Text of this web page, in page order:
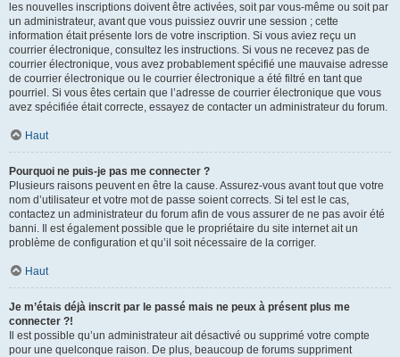
les nouvelles inscriptions doivent être activées, soit par vous-même ou soit par
un administrateur, avant que vous puissiez ouvrir une session ; cette
information était présente lors de votre inscription. Si vous aviez reçu un
courrier électronique, consultez les instructions. Si vous ne recevez pas de
courrier électronique, vous avez probablement spécifié une mauvaise adresse
de courrier électronique ou le courrier électronique a été filtré en tant que
pourriel. Si vous êtes certain que l’adresse de courrier électronique que vous
avez spécifiée était correcte, essayez de contacter un administrateur du forum.
Haut
Pourquoi ne puis-je pas me connecter ?
Plusieurs raisons peuvent en être la cause. Assurez-vous avant tout que votre
nom d’utilisateur et votre mot de passe soient corrects. Si tel est le cas,
contactez un administrateur du forum afin de vous assurer de ne pas avoir été
banni. Il est également possible que le propriétaire du site internet ait un
problème de configuration et qu’il soit nécessaire de la corriger.
Haut
Je m’étais déjà inscrit par le passé mais ne peux à présent plus me
connecter ?!
Il est possible qu’un administrateur ait désactivé ou supprimé votre compte
pour une quelconque raison. De plus, beaucoup de forums suppriment